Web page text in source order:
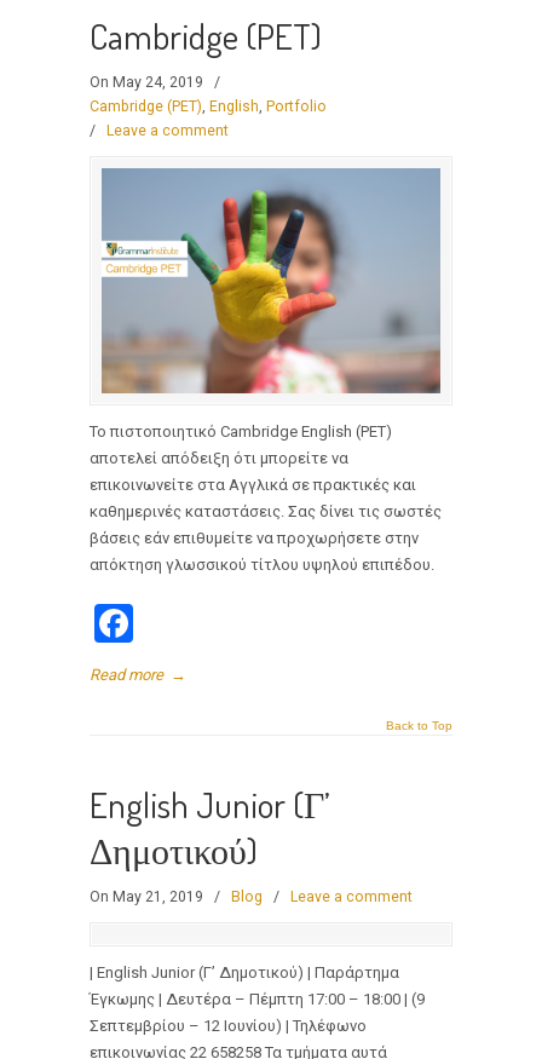
Cambridge (PET)
On May 24, 2019
/
Cambridge (PET) English Portfolio
/ Leave a comment
Το πιστοποιητικό Cambridge English (PET)
αποτελεί απόδειξη ότι μπορείτε να
επικοινωνείτε στα Αγγλικά σε πρακτικές και
καθημερινές καταστάσεις. Σας δίνει τις σωστές
βάσεις εάν επιθυμείτε να προχωρήσετε στην
απόκτηση γλωσσικού τίτλου υψηλού επιπέδου.
Read more →
Back to Top
English Junior (Γ’
Δημοτικού)
On May 21, 2019 / Blog / Leave a comment
| English Junior (Γ’ Δημοτικού) | Παράρτημα
Έγκωμης | Δευτέρα – Πέμπτη 17:00 – 18:00 | (9
Σεπτεμβρίου – 12 Ιουνίου) | Τηλέφωνο
επικοινωνίας 22 658258 Τα τμήματα αυτά